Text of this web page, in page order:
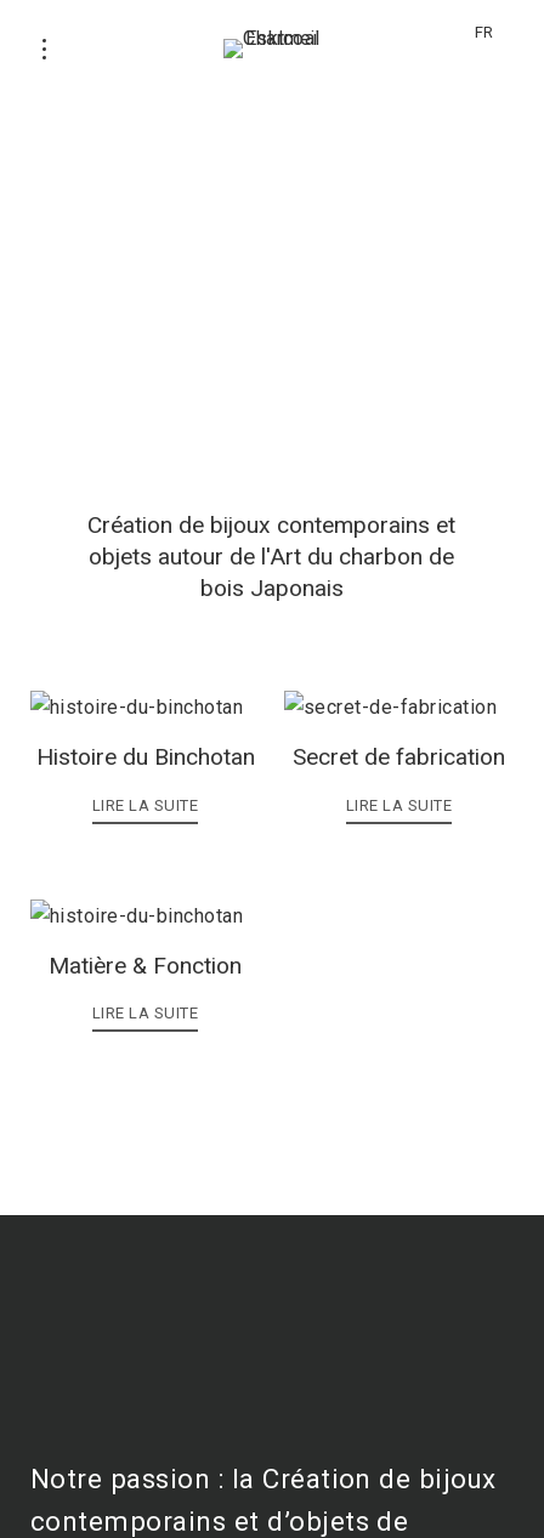
FR
Création de bijoux contemporains et
objets autour de l'Art du charbon de
bois Japonais
Histoire du Binchotan
LIRE LA SUITE
Secret de fabrication
LIRE LA SUITE
Matière & Fonction
LIRE LA SUITE
Notre passion : la Création de bijoux
contemporains et d’objets de